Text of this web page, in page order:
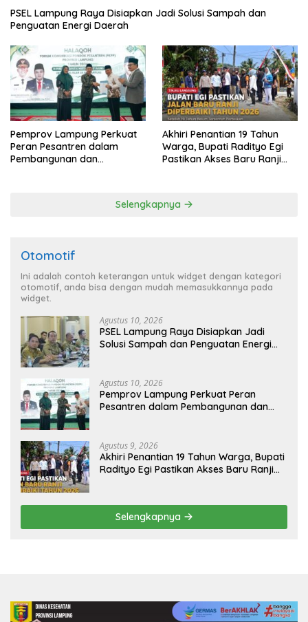
PSEL Lampung Raya Disiapkan Jadi Solusi Sampah dan
Penguatan Energi Daerah
Pemprov Lampung Perkuat
Peran Pesantren dalam
Pembangunan dan
Akhiri Penantian 19 Tahun
Warga, Bupati Radityo Egi
Pastikan Akses Baru Ranji
Selengkapnya
Otomotif
Ini adalah contoh keterangan untuk widget dengan kategori
otomotif, anda bisa dengan mudah memasukkannya pada
widget.
Agustus 10, 2026
PSEL Lampung Raya Disiapkan Jadi
Solusi Sampah dan Penguatan Energi
Agustus 10, 2026
Pemprov Lampung Perkuat Peran
Pesantren dalam Pembangunan dan
Agustus 9, 2026
Akhiri Penantian 19 Tahun Warga, Bupati
Radityo Egi Pastikan Akses Baru Ranji
Selengkapnya